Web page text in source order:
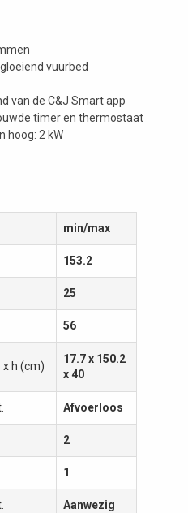
vuurbed
van de C&J Smart app
timer en thermostaat
hoog: 2 kW
min/max
153.2
25
56
x h (cm)
17.7 x 150.2
x 40
Afvoerloos
2
1
Aanwezig